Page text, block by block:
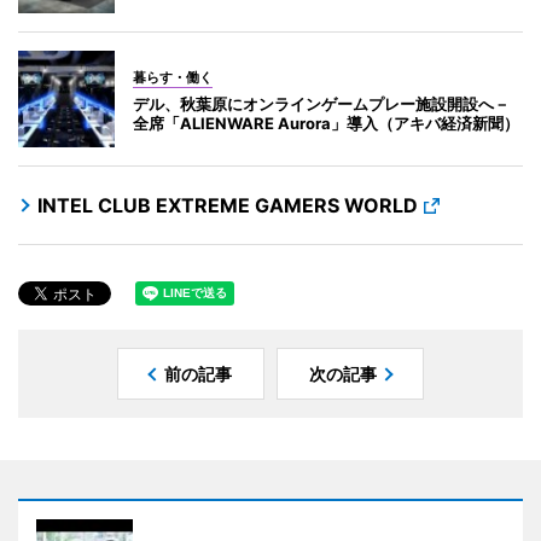
暮らす・働く
デル、秋葉原にオンラインゲームプレー施設開設へ－
全席「ALIENWARE Aurora」導入（アキバ経済新聞）
INTEL CLUB EXTREME GAMERS WORLD
前の記事 次の記事